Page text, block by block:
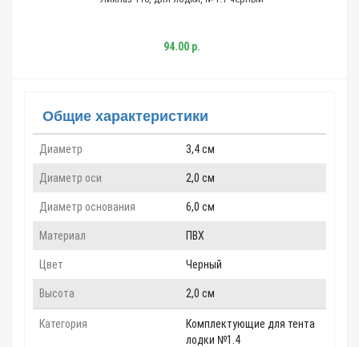
94.00 р.
Общие характеристики
Диаметр 3,4 см
Диаметр оси 2,0 см
Диаметр основания 6,0 см
Материал ПВХ
Цвет Черный
Высота 2,0 см
Категория
Комплектующие для тента
лодки №1.4